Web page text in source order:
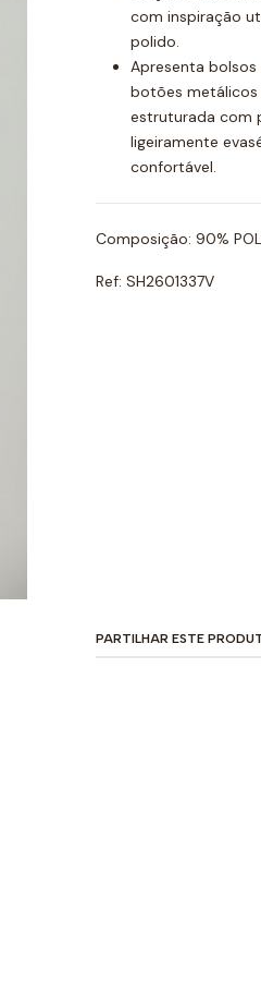
com inspiração
polido.
Apresenta
botões
estruturada com
ligeiramente
confortável.
Composição: 90%
Ref: SH2601337V
PARTILHAR ESTE